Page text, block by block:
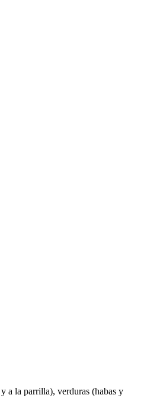
a la parrilla), verduras (habas y